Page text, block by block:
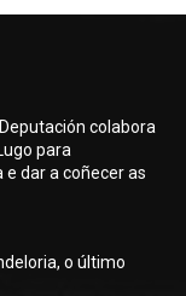
colabora
para
dar a coñecer as
o último